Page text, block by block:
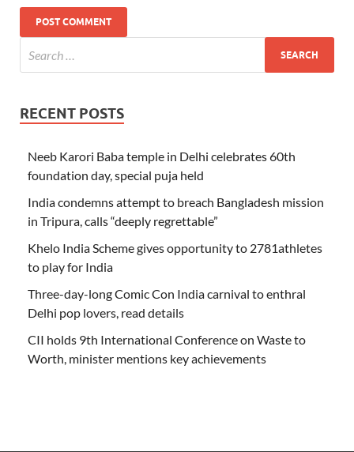
RECENT POSTS
Neeb Karori Baba temple in Delhi celebrates 60th
foundation day, special puja held
India condemns attempt to breach Bangladesh mission
in Tripura, calls “deeply regrettable”
Khelo India Scheme gives opportunity to 2781athletes
to play for India
Three-day-long Comic Con India carnival to enthral
Delhi pop lovers, read details
CII holds 9th International Conference on Waste to
Worth, minister mentions key achievements